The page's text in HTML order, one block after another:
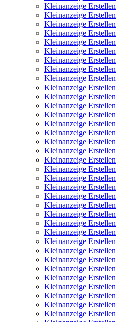
Kleinanzeige Erstellen
Kleinanzeige Erstellen
Kleinanzeige Erstellen
Kleinanzeige Erstellen
Kleinanzeige Erstellen
Kleinanzeige Erstellen
Kleinanzeige Erstellen
Kleinanzeige Erstellen
Kleinanzeige Erstellen
Kleinanzeige Erstellen
Kleinanzeige Erstellen
Kleinanzeige Erstellen
Kleinanzeige Erstellen
Kleinanzeige Erstellen
Kleinanzeige Erstellen
Kleinanzeige Erstellen
Kleinanzeige Erstellen
Kleinanzeige Erstellen
Kleinanzeige Erstellen
Kleinanzeige Erstellen
Kleinanzeige Erstellen
Kleinanzeige Erstellen
Kleinanzeige Erstellen
Kleinanzeige Erstellen
Kleinanzeige Erstellen
Kleinanzeige Erstellen
Kleinanzeige Erstellen
Kleinanzeige Erstellen
Kleinanzeige Erstellen
Kleinanzeige Erstellen
Kleinanzeige Erstellen
Kleinanzeige Erstellen
Kleinanzeige Erstellen
Kleinanzeige Erstellen
Kleinanzeige Erstellen